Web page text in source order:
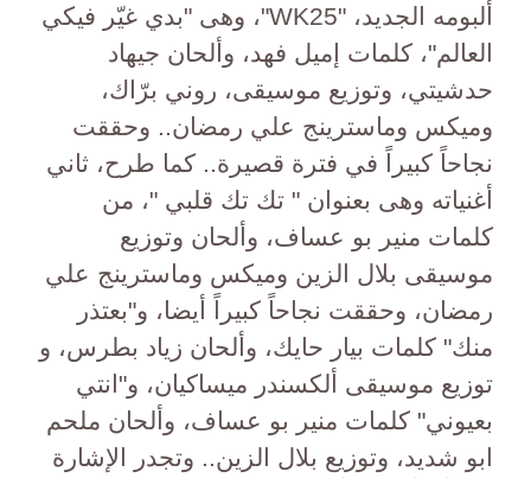
ألبومه الجديد، "WK25"، وهى "بدي غيّر فيكي
العالم"، كلمات إميل فهد، وألحان جيهاد
حدشيتي، وتوزيع موسيقى، روني برّاك،
وميكس وماسترينج علي رمضان.. وحققت
نجاحاً كبيراً في فترة قصيرة.. كما طرح، ثاني
أغنياته وهى بعنوان " تك تك قلبي "، من
كلمات منير بو عساف، وألحان وتوزيع
موسيقى بلال الزين وميكس وماسترينج علي
رمضان، وحققت نجاحاً كبيراً أيضا، و"بعتذر
منك" كلمات بيار حايك، وألحان زياد بطرس، و
توزيع موسيقى ألكسندر ميساكيان، و"انتي
بعيوني" كلمات منير بو عساف، وألحان ملحم
ابو شديد، وتوزيع بلال الزين.. وتجدر الإشارة